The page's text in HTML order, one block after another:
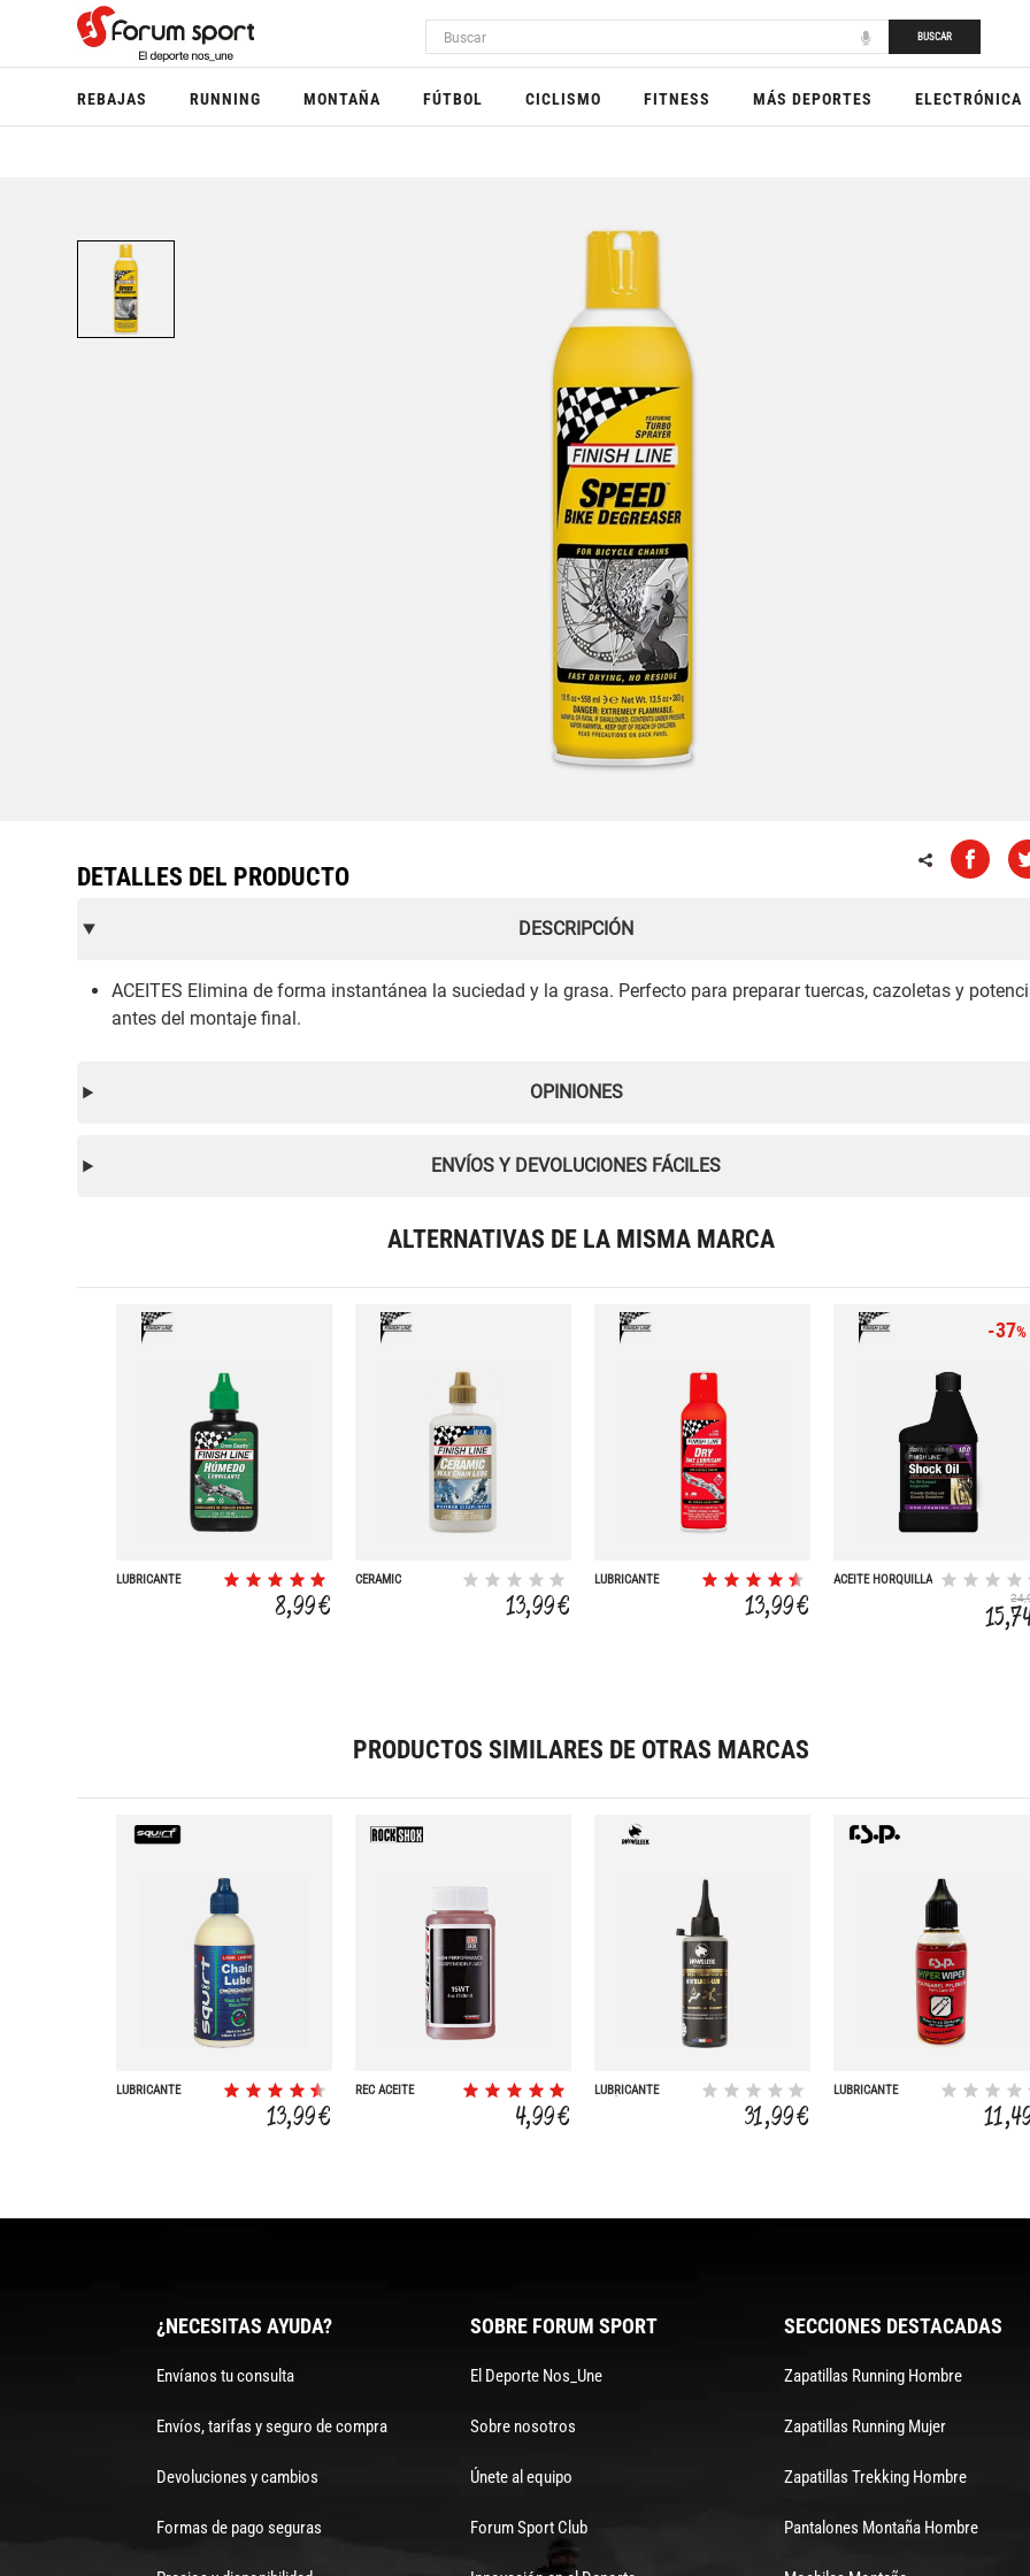
BUSCAR
REBAJAS RUNNING MONTAÑA FÚTBOL CICLISMO FITNESS MÁS DEPORTES ELECTRÓNICA
DETALLES DEL PRODUCTO
DESCRIPCIÓN
ACEITES Elimina de forma instantánea la suciedad y la grasa. Perfecto para preparar tuercas, cazoletas y
antes del montaje final.
OPINIONES
ENVÍOS Y DEVOLUCIONES FÁCILES
ALTERNATIVAS DE LA MISMA MARCA
LUBRICANTE
8,99 €
CERAMIC
13,99 €
LUBRICANTE
13,99 €
-37%
ACEITE HORQUILLA
PRODUCTOS SIMILARES DE OTRAS MARCAS
LUBRICANTE
13,99 €
REC ACEITE
4,99 €
LUBRICANTE
31,99 €
LUBRICANTE
¿NECESITAS AYUDA?
Envíanos tu consulta
Envíos, tarifas y seguro de compra
Devoluciones y cambios
Formas de pago seguras
SOBRE FORUM SPORT
El Deporte Nos_Une
Sobre nosotros
Únete al equipo
Forum Sport Club
SECCIONES DESTACADAS
Zapatillas Running Hombre
Zapatillas Running Mujer
Zapatillas Trekking Hombre
Pantalones Montaña Hombre